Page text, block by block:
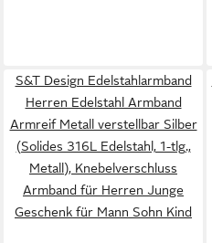
S&T Design Edelstahlarmband
Herren Edelstahl Armband
Armreif Metall verstellbar Silber
(Solides 316L Edelstahl, 1-tlg.,
Metall), Knebelverschluss
Armband für Herren Junge
Geschenk für Mann Sohn Kind